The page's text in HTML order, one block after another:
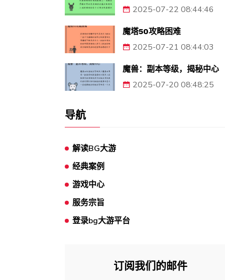
2025-07-22 08:44:46
魔塔50攻略困难
2025-07-21 08:44:03
魔兽：副本等级，揭秘中心
2025-07-20 08:48:25
导航
解读BG大游
经典案例
游戏中心
服务宗旨
登录bg大游平台
订阅我们的邮件